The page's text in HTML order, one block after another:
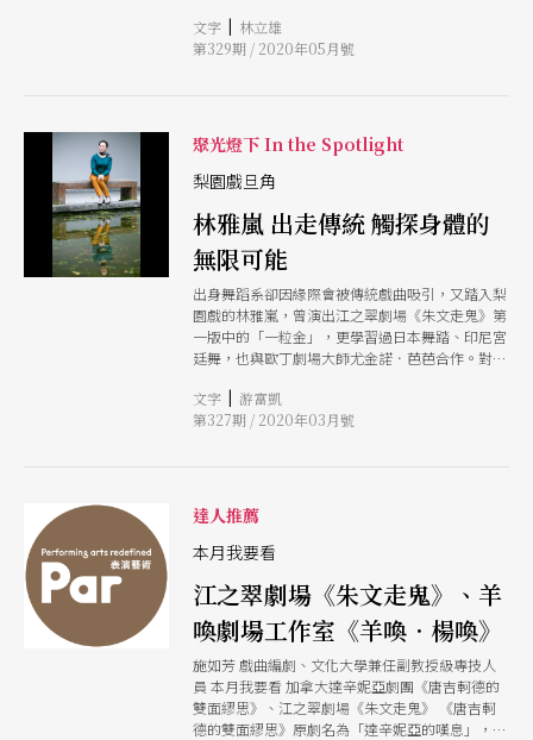
所帶的「身體花園日本舞踏工作坊」中，為期10天
的工作坊，她不斷提到「舞踏的精神是真實」。第
前。我真實地感受自己沉甸甸的身體，感受手部、
骨骼緊緊貼著地板給予的支撐、兩手及上身肌肉在
匍匐前進時的鬆緊、風吹過毛孔的清涼，汗水在身
演？這都是我在線上展演中，所看見、察覺到的問
題。當然，在呈現的燃眉之急下，《朱文走鬼》在
文字 | 林立雄
第329期 / 2020年05月號
聚光燈下 In the Spotlight
梨園戲旦角
林雅嵐 出走傳統 觸探身體的
無限可能
出身舞蹈系卻因緣際會被傳統戲曲吸引，又踏入梨
園戲的林雅嵐，曾演出江之翠劇場《朱文走鬼》第
一版中的「一粒金」，更學習過日本舞踏、印尼宮
廷舞，也與歐丁劇場大師尤金諾．芭芭合作。對林
統表演上的通則，也使她反思在梨園戲或舞蹈的表
演問題，試圖去找到動作方法；重要的是，從中學
文字 | 游富凱
第327期 / 2020年03月號
達人推薦
本月我要看
江之翠劇場《朱文走鬼》、羊
喚劇場工作室《羊喚．楊喚》
施如芳 戲曲編劇、文化大學兼任副教授級專技人
員 本月我要看 加拿大達辛妮亞劇團《唐吉軻德的
雙面繆思》、江之翠劇場《朱文走鬼》 《唐吉軻
德的雙面繆思》原劇名為「達辛妮亞的嘆息」，中